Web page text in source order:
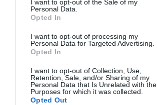
I want to opt-out of the Sale of my
Personal Data.
Opted In
I want to opt-out of processing my
Personal Data for Targeted Advertising.
Opted In
I want to opt-out of Collection, Use,
Retention, Sale, and/or Sharing of my
Personal Data that Is Unrelated with the
Purposes for which it was collected.
Opted Out
Casa Rafols